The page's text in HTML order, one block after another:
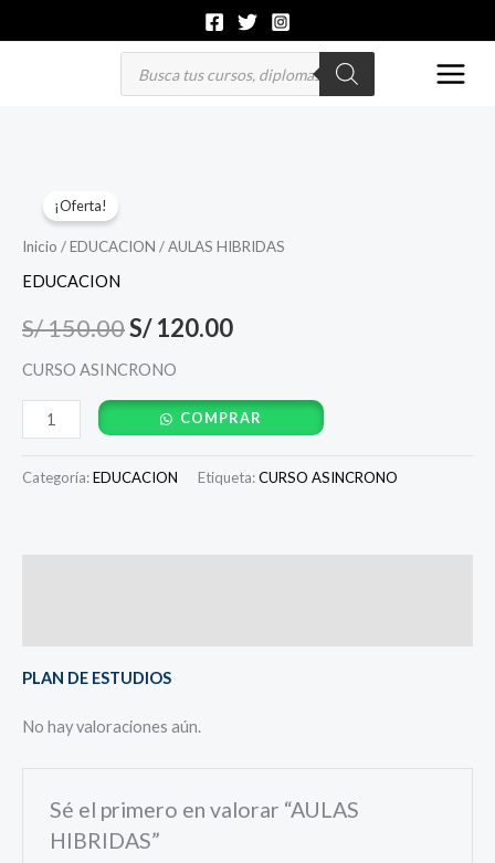
al
Búsqueda
productos
¡Oferta!
Inicio /EDUCACION / AULAS HIBRIDAS
EDUCACION
S/150.00
precio
era:
S/ 150.00.
S/120.00
precio
es:
CURSO ASINCRONO
HIBRIDAS
cantidad
COMPRAR
Categoría:EDUCACION Etiqueta:CURSO ASINCRONO
PLAN DE ESTUDIOS
No hay valoraciones aún.
Sé el primero en valorar “AULAS
HIBRIDAS”